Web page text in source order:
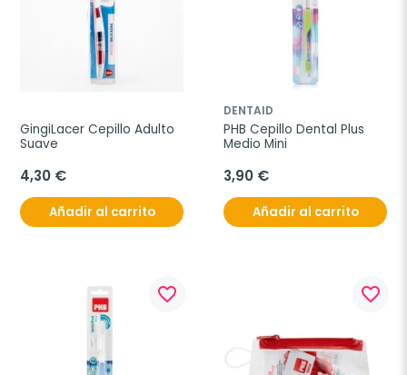
GingiLacer Cepillo Adulto
Suave
4,30 €
Añadir al carrito
DENTAID
PHB Cepillo Dental Plus
Medio Mini
3,90 €
Añadir al carrito
favorite_border favorite_border